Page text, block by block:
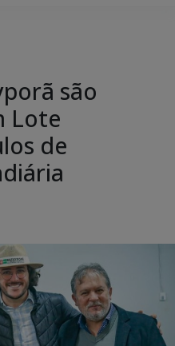
são
Lote
de